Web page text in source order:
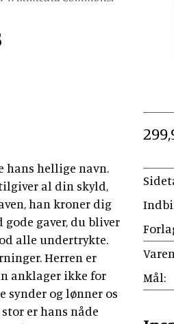
hans hellige navn.
al din skyld,
han kroner dig
gaver, du bliver
alle undertrykte.
Herren er
anklager ikke for
synder og lønner os
er hans nåde
Mål: